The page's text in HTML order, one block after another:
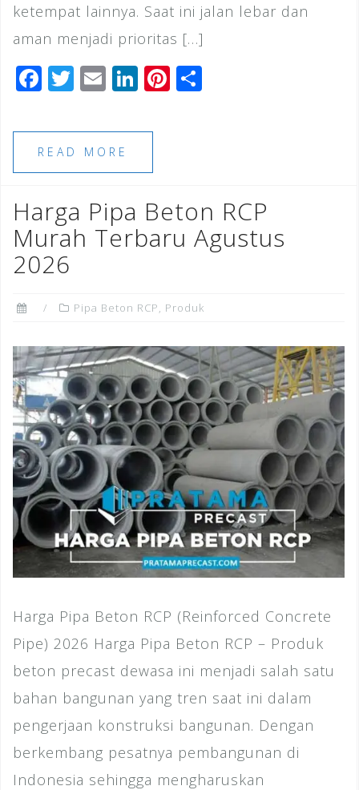
ketempat lainnya. Saat ini jalan lebar dan
aman menjadi prioritas […]
F
c
e
b
o
o
k
T
tt
e
r
E
ai
l
Li
k
dI
n
Pi
st
READ MORE
Harga Pipa Beton RCP
Murah Terbaru Agustus
2026
Pipa Beton RCP, Produk
Harga Pipa Beton RCP (Reinforced Concrete
Pipe) 2026 Harga Pipa Beton RCP – Produk
beton precast dewasa ini menjadi salah satu
bahan bangunan yang tren saat ini dalam
pengerjaan konstruksi bangunan. Dengan
berkembang pesatnya pembangunan di
Indonesia sehingga mengharuskan